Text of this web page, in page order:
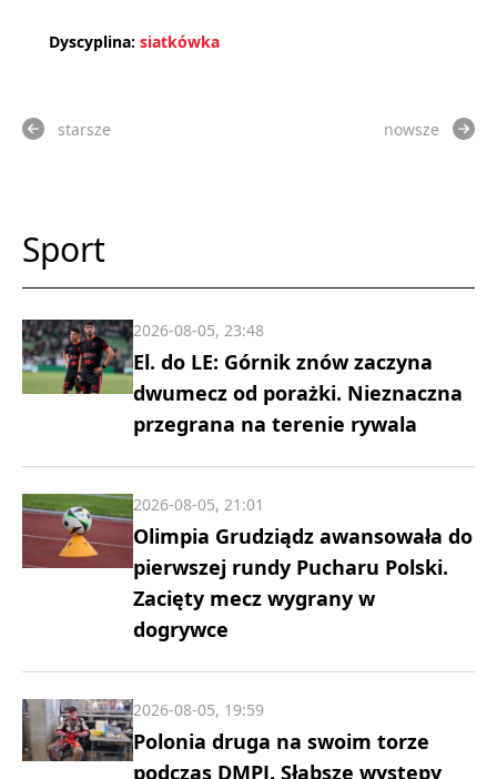
Dyscyplina: siatkówka
starsze nowsze
Sport
El. do LE: Górnik znów zaczyna
dwumecz od porażki. Nieznaczna
przegrana na terenie rywala
2026-08-05, 23:48
Olimpia Grudziądz awansowała do
pierwszej rundy Pucharu Polski.
Zacięty mecz wygrany w
dogrywce
2026-08-05, 21:01
Polonia druga na swoim torze
podczas DMPJ. Słabsze występy
2026-08-05, 19:59